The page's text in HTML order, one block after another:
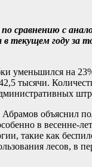
сравнению с
в текущем году
уменьшился на
тысячи.
объяснил
в весенне-
такие как
лесов, в